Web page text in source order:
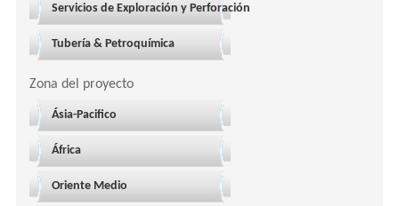
Servicios de Exploración y Perforación
Tubería & Petroquímica
Zona del proyecto
Ásia-Pacifico
África
Oriente Medio